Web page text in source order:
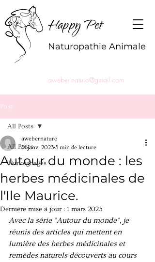
Happy Pet
Naturopathie Animale
aweber.naturo@gmail.com
Post
All Posts
Témoignages
All Posts
Autour du monde : les
herbes médicinales de
l'Ile Maurice.
awebernaturo
31 janv. 2023 3 min de lecture
Dernière mise à jour : 1 mars 2023
Avec la série "Autour du monde", je
réunis des articles qui mettent en
lumière des herbes médicinales et
remèdes naturels découverts au cours